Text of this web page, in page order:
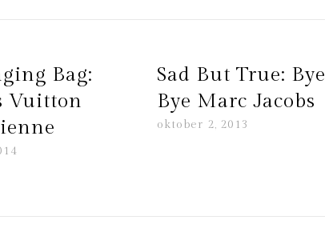
Bag:
Vuitton
Sad But True: Bye
Bye Marc Jacobs
oktober 2, 2013